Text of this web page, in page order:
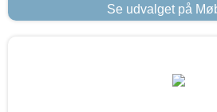
Se udvalget på